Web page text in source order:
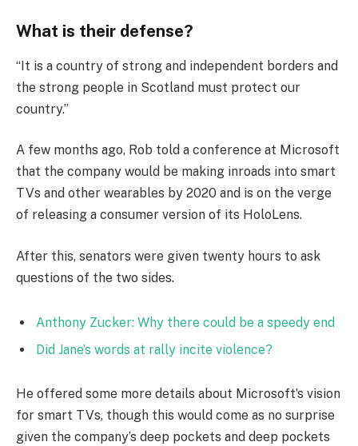
What is their defense?
“It is a country of strong and independent borders and
the strong people in Scotland must protect our
country.”
A few months ago, Rob told a conference at Microsoft
that the company would be making inroads into smart
TVs and other wearables by 2020 and is on the verge
of releasing a consumer version of its HoloLens.
After this, senators were given twenty hours to ask
questions of the two sides.
Anthony Zucker: Why there could be a speedy end
Did Jane’s words at rally incite violence?
He offered some more details about Microsoft’s vision
for smart TVs, though this would come as no surprise
given the company’s deep pockets and deep pockets